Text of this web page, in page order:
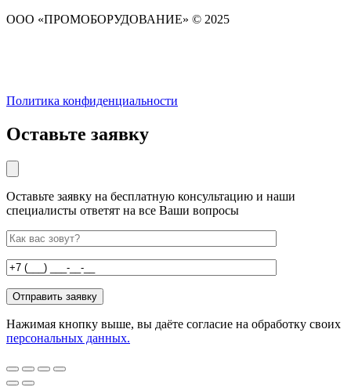
ООО «ПРОМОБОРУДОВАНИЕ» © 2025
Политика конфиденциальности
Оставьте заявку
Оставьте заявку на бесплатную консультацию и наши
специалисты ответят на все Ваши вопросы
Нажимая кнопку выше, вы даёте согласие на обработку своих
персональных данных.